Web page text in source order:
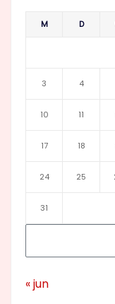
M D
3 4
10 11
17 18
24 25
31
« jun